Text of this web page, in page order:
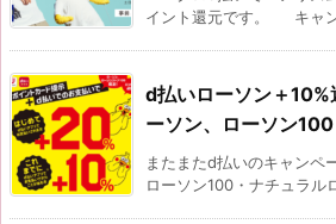
イント還元です。 キャ
d払いローソン＋10%
ーソン、ローソン
またまたd払いのキャンペ
ローソン100・ナチュラル